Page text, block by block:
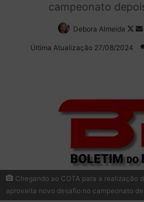
campeonato
Debora Almeida
on
Última Atualização 27/08/2024
Chegando ao COTA para a realização
aproveita novo desafio no campeonato